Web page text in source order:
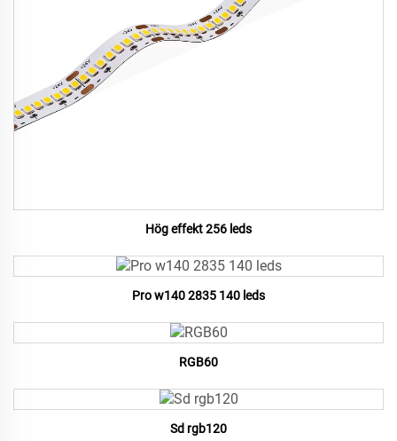
Hög effekt 256 leds
Pro w140 2835 140 leds
RGB60
Sd rgb120